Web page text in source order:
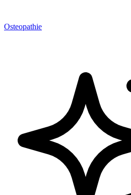
Osteopathie